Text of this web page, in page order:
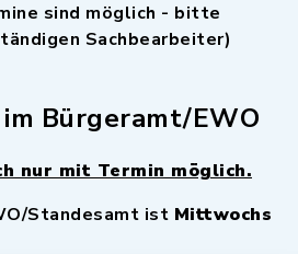
sind möglich - bitte
Sachbearbeiter)
Bürgeramt/EWO
nur mit Termin möglich.
Standesamt ist Mittwochs